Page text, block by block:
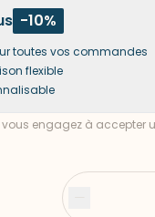
-10%
toutes vos commandes
flexible
engagez à accepter
Moins